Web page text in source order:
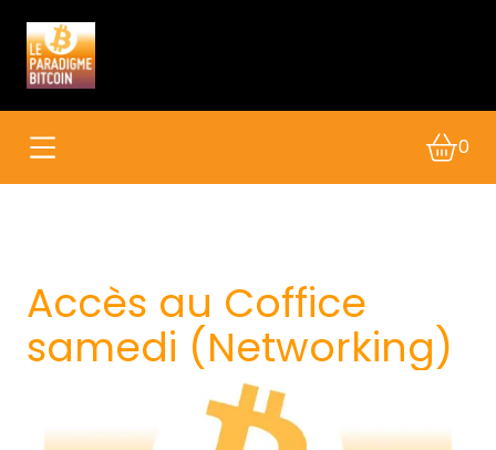
0
Accès au Coffice
samedi (Networking)